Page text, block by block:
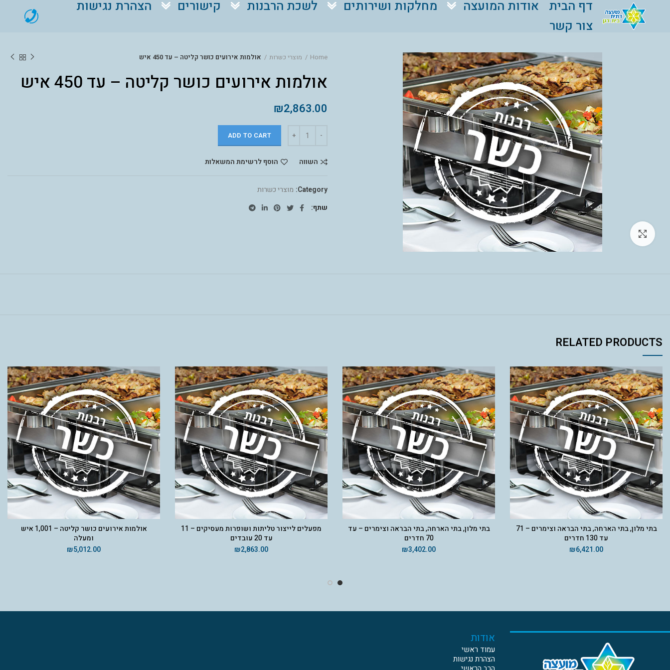
דף הבית אודות המועצה מחלקות ושירותים לשכת הרבנות קישורים
הצהרת נגישות
צור קשר
לחץ להגדלה
Home מוצרי כשרות אולמות אירועים כושר קליטה – עד 450 איש
אולמות אירועים כושר קליטה – עד 450 איש
₪2,863.00
ADD TO CART
השווה הוסף לרשימת המשאלות
Category: מוצרי כשרות
שתף
RELATED PRODUCTS
בתי מלון, בתי הארחה, בתי הבראה וצימרים – 71
עד 130 חדרים
₪6,421.00
בתי מלון, בתי הארחה, בתי הבראה וצימרים – עד
70 חדרים
₪3,402.00
מפעלים לייצור טליתות ושופרות מעסיקים – 11
עד 20 עובדים
₪2,863.00
אולמות אירועים כושר קליטה – 1,001 איש
ומעלה
₪5,012.00
אודות
עמוד ראשי
הצהרת נגישות